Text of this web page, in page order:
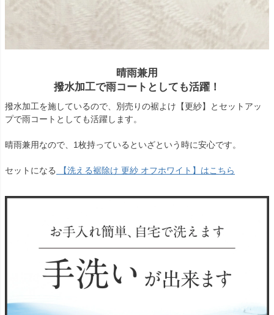
晴雨兼用
撥水加工で雨コートとしても活躍！
撥水加工を施しているので、別売りの裾よけ【更紗】とセットアッ
プで雨コートとしても活躍します。
晴雨兼用なので、1枚持っているといざという時に安心です。
セットになる 【洗える裾除け 更紗 オフホワイト】はこちら